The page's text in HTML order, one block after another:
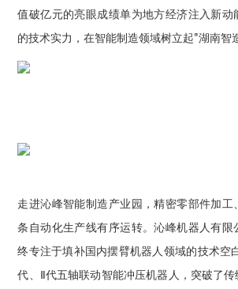
值破亿元的亮眼成绩单为地方经济注入新
的技术实力，在智能制造领域树立起"湖南智
走进沁峰智能制造产业园，精密零部件加
条自动化生产线有序运转。沁峰机器人有限
终专注于填补国内摆臂机器人领域的技术空
代、Ⅱ代五轴联动智能冲压机器人，突破了